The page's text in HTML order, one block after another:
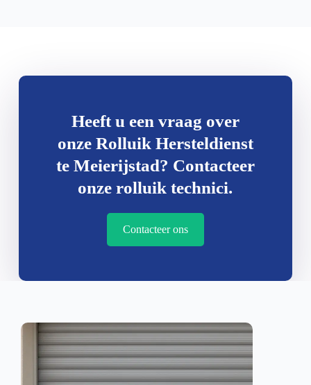
Heeft u een vraag over
onze Rolluik Hersteldienst
te Meierijstad? Contacteer
onze rolluik technici.
Contacteer ons